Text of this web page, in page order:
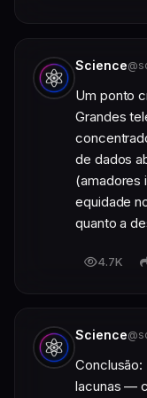
Science
Um ponto
Grandes
de dados
(amadores
equidade
quanto a
4.7K
Science
Conclusão:
lacunas —